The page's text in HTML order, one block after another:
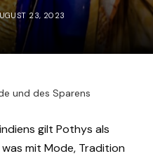
23, 2023
und des Sparens
gilt Pothys als
was mit Mode, Tradition